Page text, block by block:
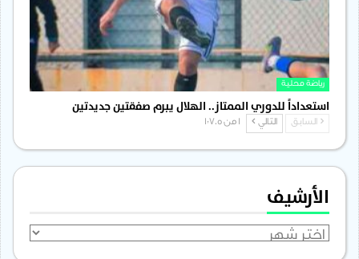
رياضة محلية
استعداداً للدوري الممتاز.. الهلال يبرم صفقتين جديدتين
السابق التالي
الأرشيف
الأرشيف